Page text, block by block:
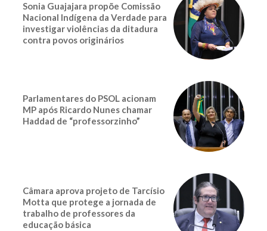
Sonia Guajajara propõe Comissão
Nacional Indígena da Verdade para
investigar violências da ditadura
contra povos originários
Parlamentares do PSOL acionam
MP após Ricardo Nunes chamar
Haddad de “professorzinho”
Câmara aprova projeto de Tarcísio
Motta que protege a jornada de
trabalho de professores da
educação básica